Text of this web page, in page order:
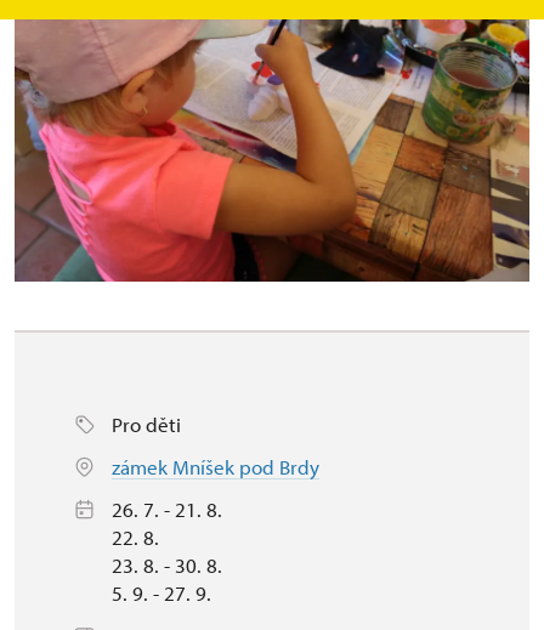
Pro děti
zámek Mníšek pod Brdy
26. 7. - 21. 8.
22. 8.
23. 8. - 30. 8.
5. 9. - 27. 9.